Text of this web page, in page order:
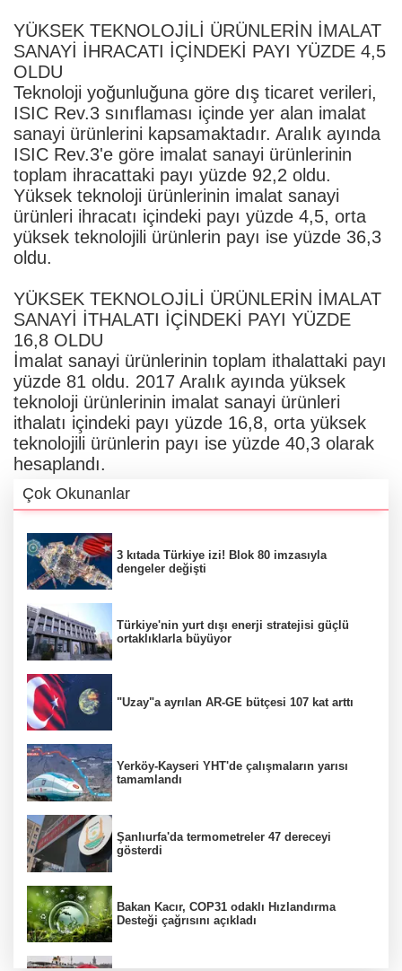
YÜKSEK TEKNOLOJİLİ ÜRÜNLERİN İMALAT
SANAYİ İHRACATI İÇİNDEKİ PAYI YÜZDE 4,5
OLDU
Teknoloji yoğunluğuna göre dış ticaret verileri,
ISIC Rev.3 sınıflaması içinde yer alan imalat
sanayi ürünlerini kapsamaktadır. Aralık ayında
ISIC Rev.3'e göre imalat sanayi ürünlerinin
toplam ihracattaki payı yüzde 92,2 oldu.
Yüksek teknoloji ürünlerinin imalat sanayi
ürünleri ihracatı içindeki payı yüzde 4,5, orta
yüksek teknolojili ürünlerin payı ise yüzde 36,3
oldu.
YÜKSEK TEKNOLOJİLİ ÜRÜNLERİN İMALAT
SANAYİ İTHALATI İÇİNDEKİ PAYI YÜZDE
16,8 OLDU
İmalat sanayi ürünlerinin toplam ithalattaki payı
yüzde 81 oldu. 2017 Aralık ayında yüksek
teknoloji ürünlerinin imalat sanayi ürünleri
ithalatı içindeki payı yüzde 16,8, orta yüksek
teknolojili ürünlerin payı ise yüzde 40,3 olarak
hesaplandı.
Çok Okunanlar
3 kıtada Türkiye izi! Blok 80 imzasıyla
dengeler değişti
Türkiye'nin yurt dışı enerji stratejisi güçlü
ortaklıklarla büyüyor
"Uzay"a ayrılan AR-GE bütçesi 107 kat arttı
Yerköy-Kayseri YHT'de çalışmaların yarısı
tamamlandı
Şanlıurfa'da termometreler 47 dereceyi
gösterdi
Bakan Kacır, COP31 odaklı Hızlandırma
Desteği çağrısını açıkladı